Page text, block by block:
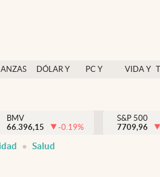
DÓLAR Y
PC Y
VIDA Y
México
BMV
66.396,15
-0.19%
S&P 500
7709,96
Salud